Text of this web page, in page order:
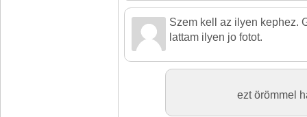
Szem kell az ilyen kephez.
lattam ilyen jo fotot.
ezt örömmel